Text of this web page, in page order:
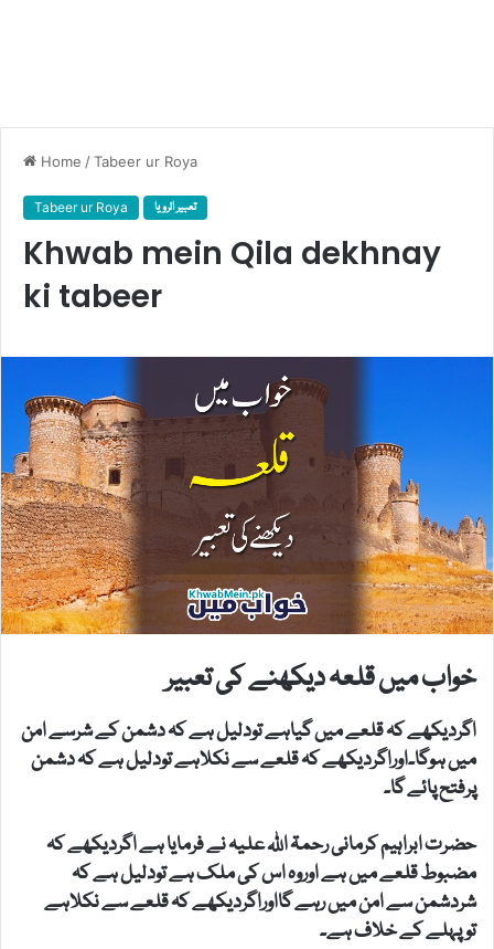
Home /Tabeer ur Roya
Tabeer ur Roya تعبیر الرویا
Khwab mein Qila dekhnay
ki tabeer
خواب میں قلعہ دیکھنے کی تعبیر
اگردیکھے کہ قلعے میں گیاہے تودلیل ہے کہ دشمن کے شرسے امن
میں ہوگا۔اوراگردیکھے کہ قلعے سے نکلاہے تودلیل ہے کہ دشمن
پرفتح پائے گا۔
حضرت ابراہیم کرمانی رحمۃ اللہ علیہ نے فرمایا ہے اگردیکھے کہ
مضبوط قلعے میں ہے اوروہ اس کی ملک ہے تودلیل ہے کہ
شردشمن سے امن میں رہے گااوراگردیکھے کہ قلعے سے نکلاہے
توپہلے کے خلاف ہے۔